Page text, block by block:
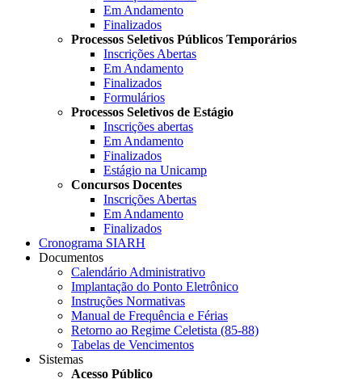
Em Andamento
Finalizados
Processos Seletivos Públicos Temporários
Inscrições Abertas
Em Andamento
Finalizados
Formulários
Processos Seletivos de Estágio
Inscrições abertas
Em Andamento
Finalizados
Estágio na Unicamp
Concursos Docentes
Inscrições Abertas
Em Andamento
Finalizados
Cronograma SIARH
Documentos
Calendário Administrativo
Implantação do Ponto Eletrônico
Instruções Normativas
Manual de Frequência e Férias
Retorno ao Regime Celetista (85-88)
Tabelas de Vencimentos
Sistemas
Acesso Público